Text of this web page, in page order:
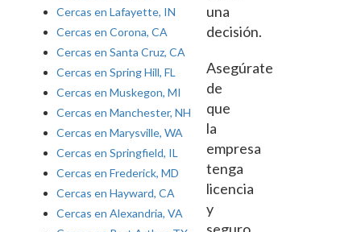
una
decisión.
Asegúrate
de
que
la
empresa
tenga
licencia
y
Cercas en Lafayette, IN
Cercas en Corona, CA
Cercas en Santa Cruz, CA
Cercas en Spring Hill, FL
Cercas en Muskegon, MI
Cercas en Manchester, NH
Cercas en Marysville, WA
Cercas en Springfield, IL
Cercas en Frederick, MD
Cercas en Hayward, CA
Cercas en Alexandria, VA